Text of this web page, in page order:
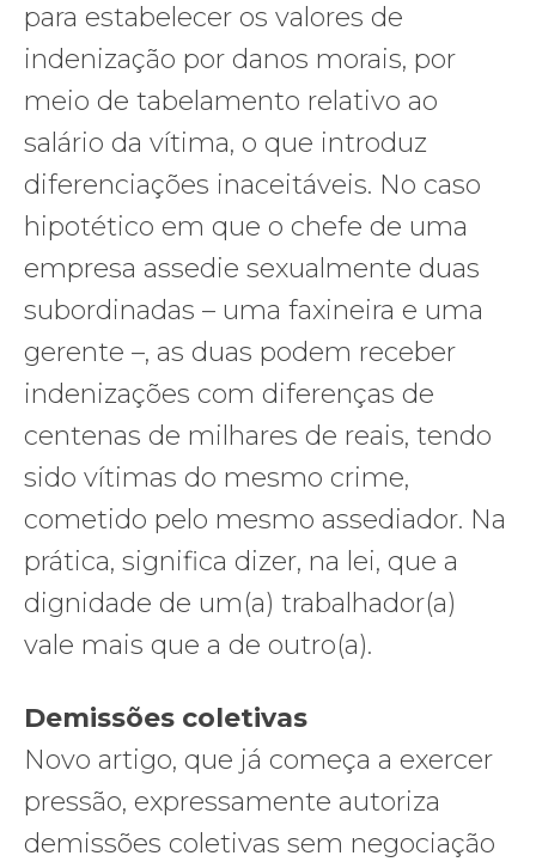
para estabelecer os valores de
indenização por danos morais, por
meio de tabelamento relativo ao
salário da vítima, o que introduz
diferenciações inaceitáveis. No caso
hipotético em que o chefe de uma
empresa assedie sexualmente duas
subordinadas – uma faxineira e uma
gerente –, as duas podem receber
indenizações com diferenças de
centenas de milhares de reais, tendo
sido vítimas do mesmo crime,
cometido pelo mesmo assediador. Na
prática, significa dizer, na lei, que a
dignidade de um(a) trabalhador(a)
vale mais que a de outro(a).
Demissões coletivas
Novo artigo, que já começa a exercer
pressão, expressamente autoriza
demissões coletivas sem negociação